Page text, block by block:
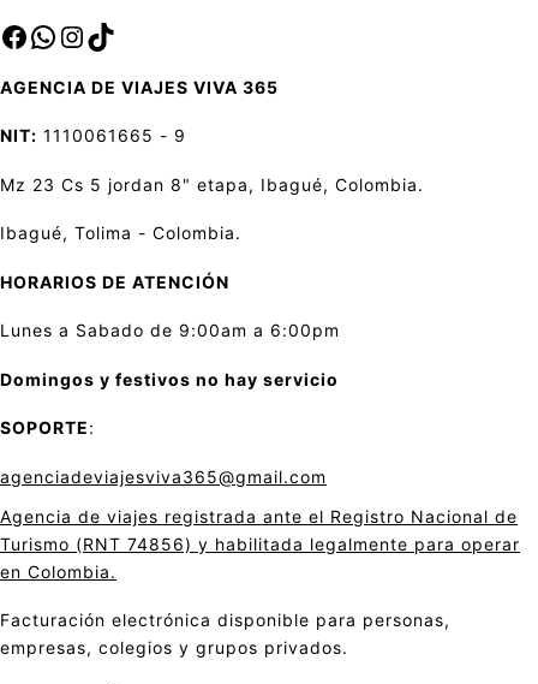
Facebook
saInstagram
TikTok
AGENCIA DE VIAJES VIVA 365
NIT: 1110061665 - 9
Mz 23 Cs 5 jordan 8" etapa, Ibagué, Colombia.
Ibagué, Tolima - Colombia.
HORARIOS DE ATENCIÓN
Lunes a Sabado de 9:00am a 6:00pm
Domingos y festivos no hay servicio
SOPORTE:
agenciadeviajesviva365@gmail.com
Agencia de viajes registrada ante el Registro Nacional de
Turismo (RNT 74856) y habilitada legalmente para operar
en Colombia.
Facturación electrónica disponible para personas,
empresas, colegios y grupos privados.